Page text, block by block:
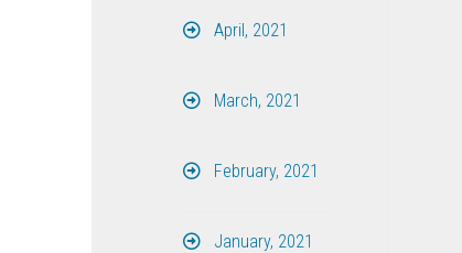
April, 2021
March, 2021
February, 2021
January, 2021